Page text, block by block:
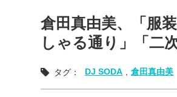
倉田真由美、「服
しゃる通り」「二
タグ： DJ SODA 倉田真由美